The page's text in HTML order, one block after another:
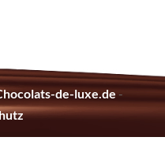
de-luxe.de -